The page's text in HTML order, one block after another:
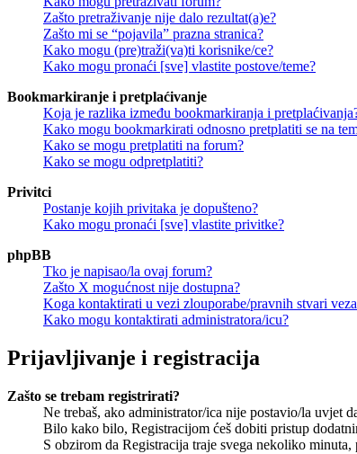
Zašto pretraživanje nije dalo rezultat(a)e?
Zašto mi se “pojavila” prazna stranica?
Kako mogu (pre)traži(va)ti korisnike/ce?
Kako mogu pronaći [sve] vlastite postove/teme?
Bookmarkiranje i pretplaćivanje
Koja je razlika između bookmarkiranja i
Kako mogu bookmarkirati odnosno pretplatiti se na
Kako se mogu pretplatiti na forum?
Kako se mogu odpretplatiti?
Privitci
Postanje kojih privitaka je dopušteno?
Kako mogu pronaći [sve] vlastite privitke?
phpBB
Tko je napisao/la ovaj forum?
Zašto X mogućnost nije dostupna?
Koga kontaktirati u vezi zlouporabe/pravnih stvari
Kako mogu kontaktirati administratora/icu?
Prijavljivanje i registracija
Zašto se trebam registrirati?
Ne trebaš, ako administrator/ica nije postavio/la uvjet
Bilo kako bilo, Registracijom ćeš dobiti pristup
S obzirom da Registracija traje svega nekoliko